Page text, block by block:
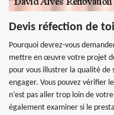
Devis réfection de
Pourquoi devrez-vous
mettre en œuvre votre projet
pour vous illustrer la qualité de
engager. Vous pouvez vérifier
n’est pas aller trop loin de
également examiner si le